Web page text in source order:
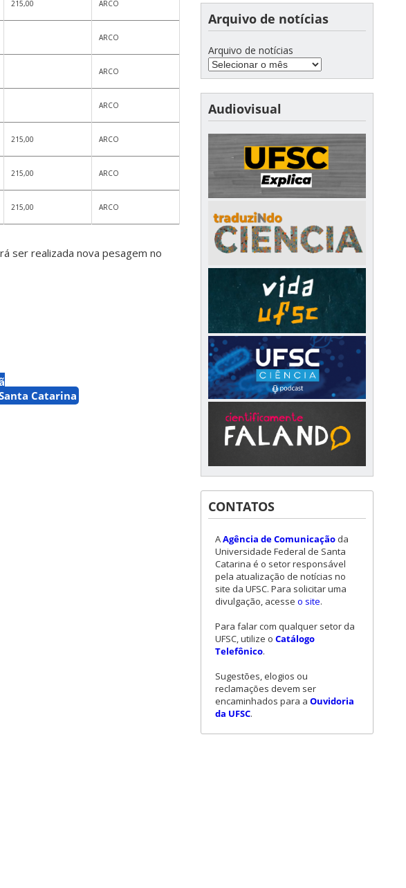
215,00 ARCO
ARCO
ARCO
ARCO
215,00 ARCO
215,00 ARCO
215,00 ARCO
ser realizada nova pesagem no
Catarina
Arquivo de notícias
Arquivo de notícias
Audiovisual
CONTATOS
AAgência de Comunicação da
Universidade Federal de Santa
Catarina é o setor responsável
pela atualização de notícias no
site da UFSC. Para solicitar uma
divulgação, acesse o site.
Para falar com qualquer setor da
UFSC, utilize o Catálogo
Telefônico.
Sugestões, elogios ou
reclamações devem ser
encaminhados para a Ouvidoria
da UFSC.